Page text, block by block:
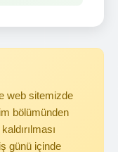
web sitemizde
bölümünden
günü içinde